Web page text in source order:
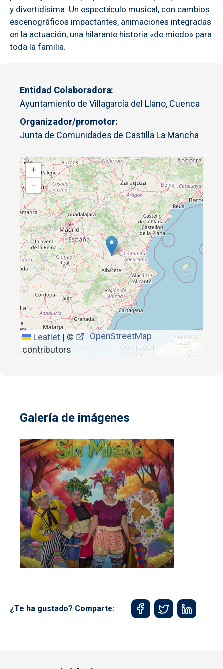
y divertidísima. Un espectáculo musical, con cambios
escenográficos impactantes, animaciones integradas
en la actuación, una hilarante historia «de miedo» para
toda la familia.
Entidad Colaboradora
Ayuntamiento de Villagarcía del Llano, Cuenca
Organizador/promotor
Junta de Comunidades de Castilla La Mancha
+
−
Leaflet | ©
OpenStreetMap
contributors
Galería de imágenes
¿Te ha gustado? Comparte: